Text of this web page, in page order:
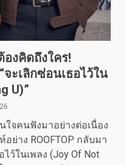
องคิดถึงใคร!
จะเลิกซ่อนเธอไว้ใน
U)”
ใจคนฟังมาอย่างต่อเนื่อง
ย่าง ROOFTOP กลับมา
ว้ในเพลง (Joy Of Not